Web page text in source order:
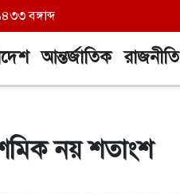
বঙ্গাব্দ
আন্তর্জাতিক রাজনীতি
নয় শতাংশ